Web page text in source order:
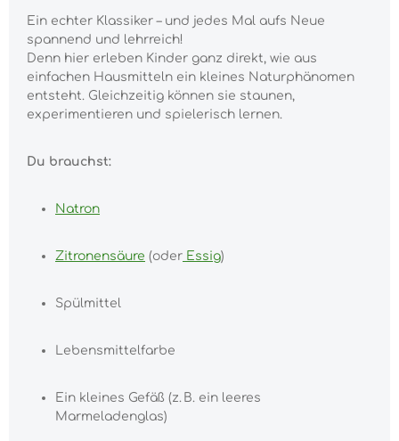
Ein echter Klassiker – und jedes Mal aufs Neue
spannend und lehrreich!
Denn hier erleben Kinder ganz direkt, wie aus
einfachen Hausmitteln ein kleines Naturphänomen
entsteht. Gleichzeitig können sie staunen,
experimentieren und spielerisch lernen.
Du brauchst:
Natron
Zitronensäure (oder Essig)
Spülmittel
Lebensmittelfarbe
Ein kleines Gefäß (z. B. ein leeres
Marmeladenglas)